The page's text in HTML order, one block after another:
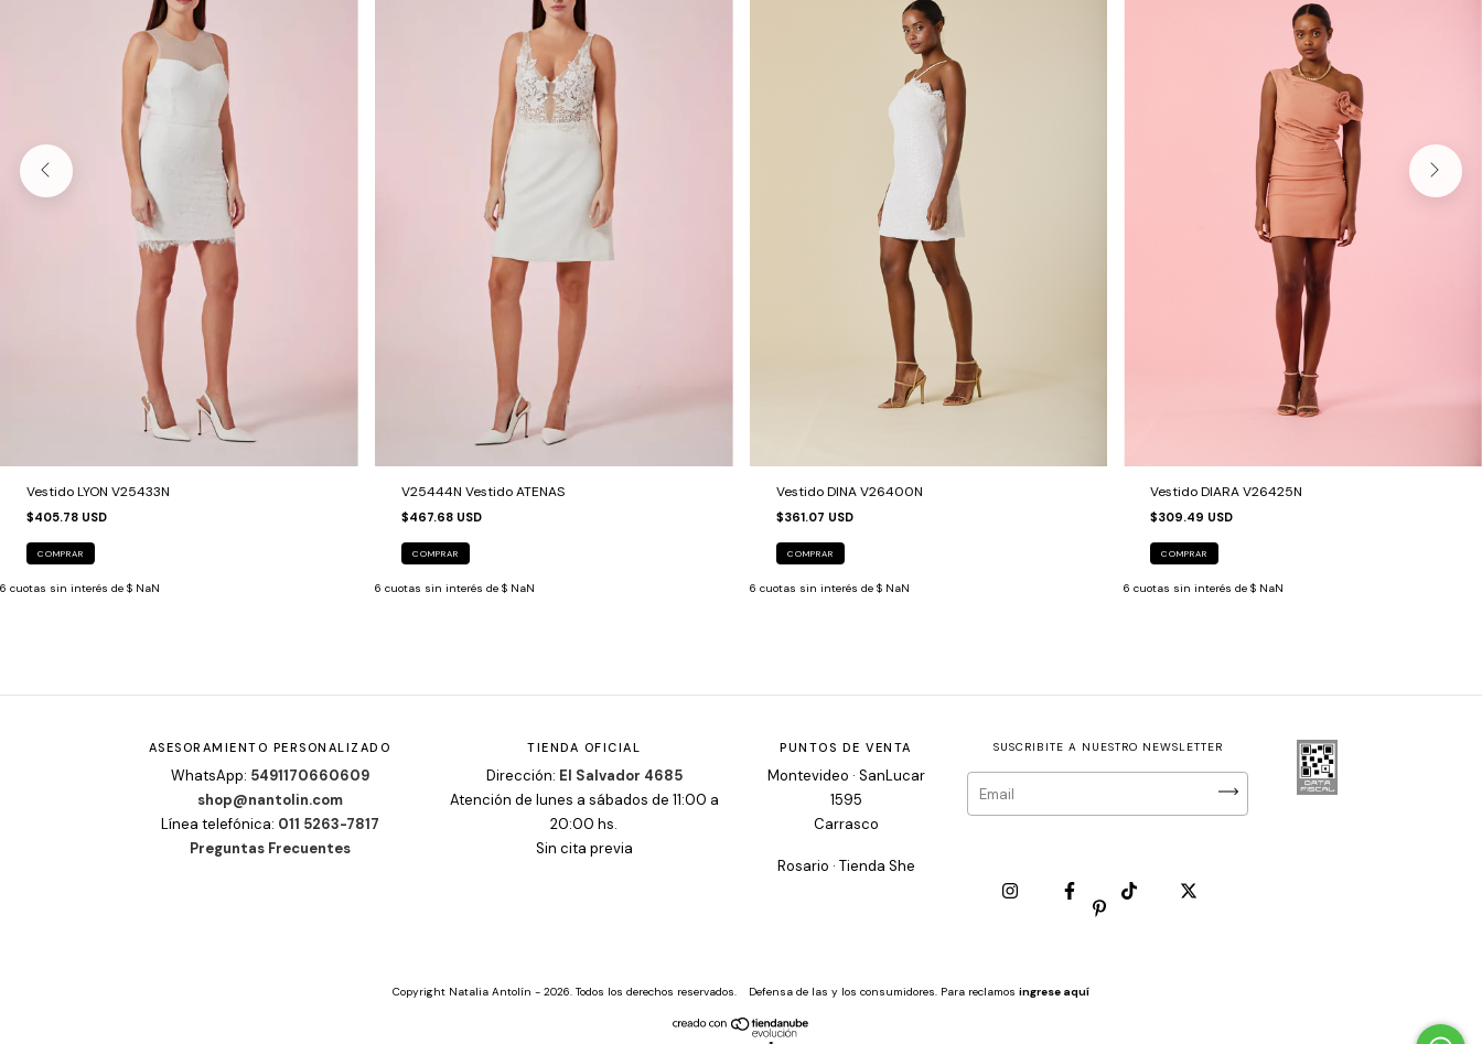
Vestido LYON V25433N
$405.78 USD
COMPRAR
6 cuotas sin interés de $ NaN
V25444N Vestido ATENAS
$467.68 USD
COMPRAR
6 cuotas sin interés de $ NaN
Vestido DINA V26400N
$361.07 USD
COMPRAR
6 cuotas sin interés de $ NaN
Vestido DIARA V26425N
$309.49 USD
COMPRAR
6 cuotas sin interés de$ NaN
ASESORAMIENTO PERSONALIZADO
WhatsApp: 5491170660609
shop@nantolin.com
Línea telefónica: 011 5263-7817
Preguntas Frecuentes
TIENDA OFICIAL
Dirección: El Salvador 4685
Atención de lunes a sábados de 11:00 a
20:00 hs.
Sin cita previa
PUNTOS DE VENTA
Montevideo · SanLucar
1595
Carrasco
Rosario · Tienda She
SUSCRIBITE A NUESTRO NEWSLETTER
Copyright Natalia Antolín - 2026. Todos los derechos reservados. Defensa de las y los consumidores. Para reclamos ingrese aquí